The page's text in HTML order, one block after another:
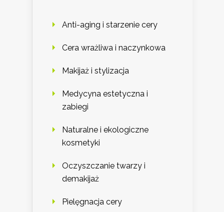
Anti-aging i starzenie cery
Cera wrażliwa i naczynkowa
Makijaż i stylizacja
Medycyna estetyczna i
zabiegi
Naturalne i ekologiczne
kosmetyki
Oczyszczanie twarzy i
demakijaż
Pielęgnacja cery